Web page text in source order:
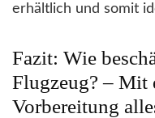
erhältlich und somit
Fazit: Wie
Flugzeug? – Mit
Vorbereitung